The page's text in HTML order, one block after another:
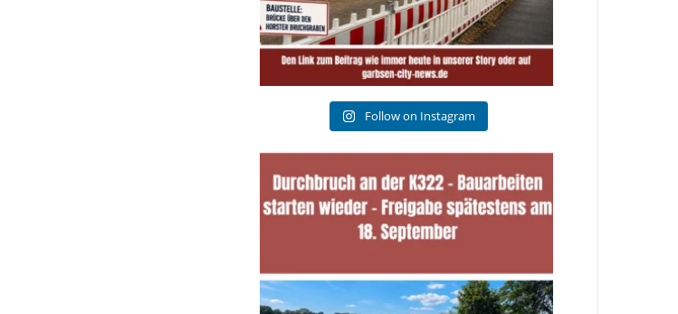
Follow on Instagram